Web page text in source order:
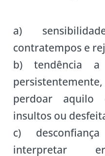
a)
contratempos e
b) tendência a
perdoar aquilo
insultos ou
c)
interpretar